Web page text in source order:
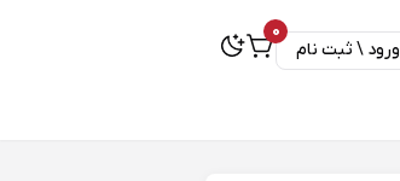
ورود \ ثبت نام
0